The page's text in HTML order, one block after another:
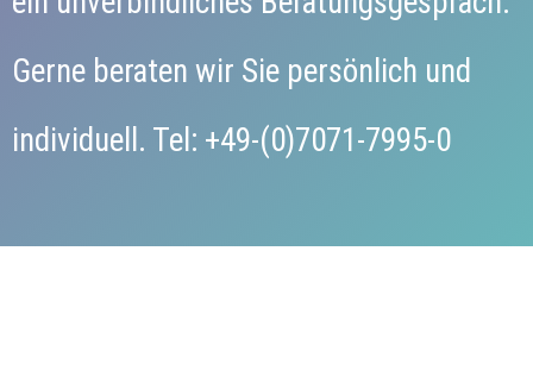
Gerne beraten wir Sie persönlich und
individuell. Tel: +49-(0)7071-7995-0